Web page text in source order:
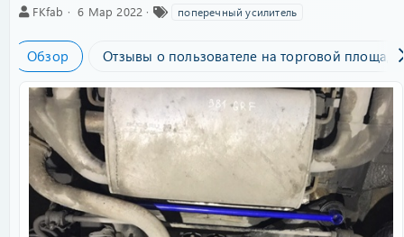
А
т
о
р
FKfab
C
e
a
i
o
n
d
a
t
e
6 Мар 2022
и
поперечный усилитель
Обзор Отзывы о пользователе на торговой